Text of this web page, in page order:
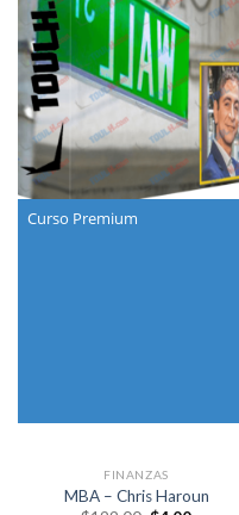
Curso Premium
FINANZAS
MBA – Chris Haroun